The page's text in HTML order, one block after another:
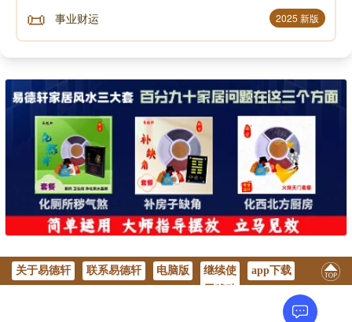
📜 事业财运 2025 新版
关于易德轩 联系易德轩 电脑版
继续使
app下载